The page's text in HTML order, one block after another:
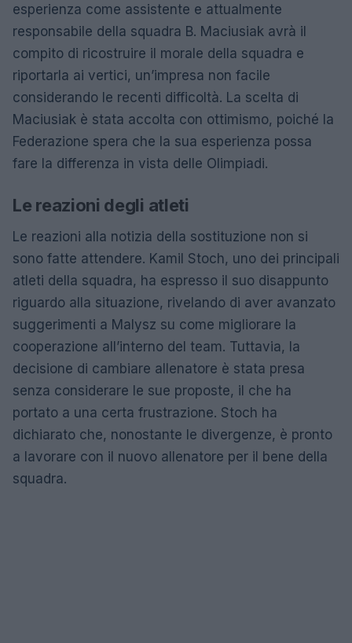
esperienza come assistente e attualmente
responsabile della squadra B. Maciusiak avrà il
compito di ricostruire il morale della squadra e
riportarla ai vertici, un’impresa non facile
considerando le recenti difficoltà. La scelta di
Maciusiak è stata accolta con ottimismo, poiché la
Federazione spera che la sua esperienza possa
fare la differenza in vista delle Olimpiadi.
Le reazioni degli atleti
Le reazioni alla notizia della sostituzione non si
sono fatte attendere. Kamil Stoch, uno dei principali
atleti della squadra, ha espresso il suo disappunto
riguardo alla situazione, rivelando di aver avanzato
suggerimenti a Malysz su come migliorare la
cooperazione all’interno del team. Tuttavia, la
decisione di cambiare allenatore è stata presa
senza considerare le sue proposte, il che ha
portato a una certa frustrazione. Stoch ha
dichiarato che, nonostante le divergenze, è pronto
a lavorare con il nuovo allenatore per il bene della
squadra.